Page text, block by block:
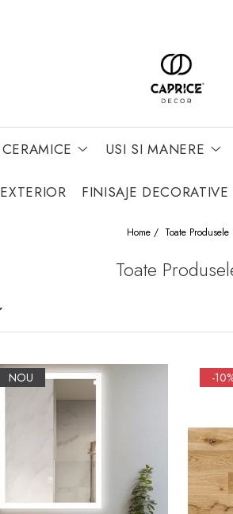
USI SI MANERE
FINISAJE
Home / Toate Produsele
Toate
NOU -